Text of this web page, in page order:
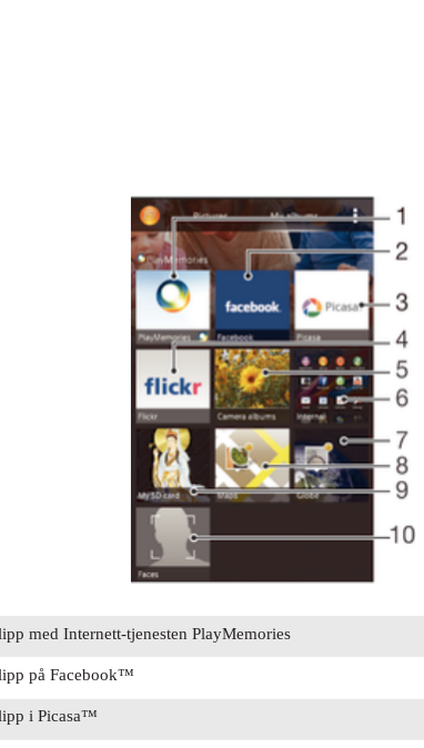
med Internett-tjenesten PlayMemories
på Facebook™
i Picasa™